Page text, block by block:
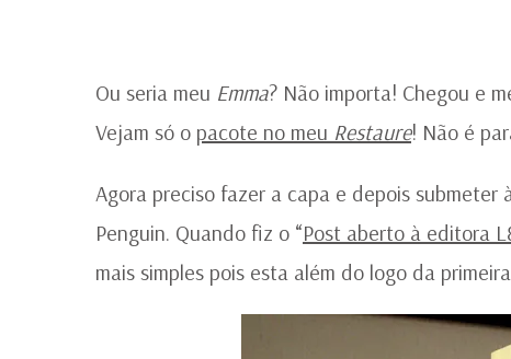
Ou seria meu Emma? Não importa! Chegou e
Vejam só o pacote no meu Restaure! Não é
Agora preciso fazer a capa e depois
Penguin. Quando fiz o “Post aberto à editora
mais simples pois esta além do logo da